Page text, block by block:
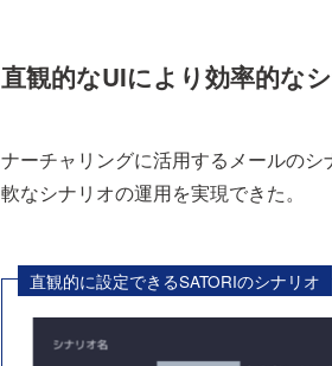
直観的なUIにより効率的な
ナーチャリングに活用するメールの
軟なシナリオの運用を実現できた。
直観的に設定できるSATORIのシナリオ